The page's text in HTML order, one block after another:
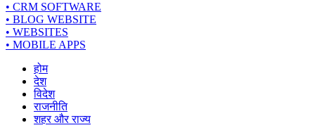
• CRM SOFTWARE
• BLOG WEBSITE
• WEBSITES
• MOBILE APPS
होम
देश
विदेश
राजनीति
शहर और राज्य